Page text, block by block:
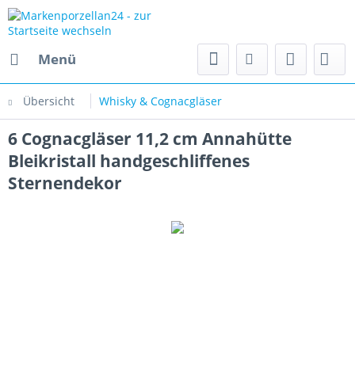
Menü
Übersicht Whisky & Cognacgläser
6 Cognacgläser 11,2 cm Annahütte
Bleikristall handgeschliffenes
Sternendekor